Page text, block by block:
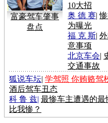
富豪驾车肇事
盘点
10大招
奥 德 赛|
为曝光
福 克 斯|
意事项
北京车会|
交通事故
狐说车坛| 学驾照 你贿赂驾
酒后驾车丑态
科 鲁 兹| 最惨车主遭遇的
比我惨？